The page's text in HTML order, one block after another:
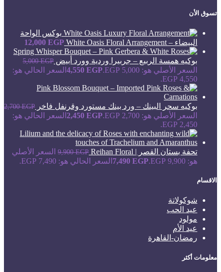
تسوق الأن
بوكس الواحة
البيضاء – White Oasis Floral Arrangement
12,000 EGP
بوكيه همسة الربيع – جربيرا وردية وورد أبيض 5,000EGP
السعر الأصلي هو: 5,000 EGP. 4,550 EGP
السعر الحالي هو:
4,550 EGP.
بوكيه سحر البينك – ورد بينك مستورد وقرنفل فاخر 2,700EGP
السعر الأصلي هو: 2,700 EGP. 2,450 EGP
السعر الحالي هو:
2,450 EGP.
تحفة بستان القصر | Reihan Floral 9,900EGP
السعر الأصلي
هو: 9,900 EGP.
7,490 EGP السعر الحالي هو: 7,490 EGP.
الاقسام
شوكولاتة
عيد الحب
مولود
عيد الأم
رمضان-القاهرة
معلومات أكثر